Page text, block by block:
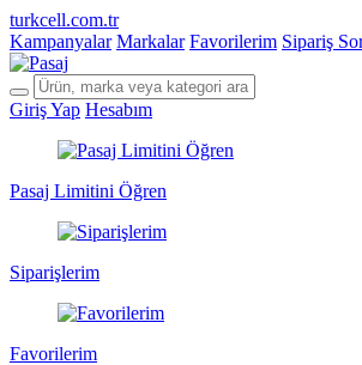
turkcell.com.tr
Kampanyalar Markalar Favorilerim Sipariş
Giriş Yap Hesabım
Pasaj Limitini Öğren
Siparişlerim
Favorilerim